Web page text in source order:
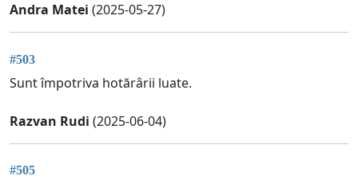
Andra Matei (2025-05-27)
#503
Sunt împotriva hotărârii luate.
Razvan Rudi (2025-06-04)
#505